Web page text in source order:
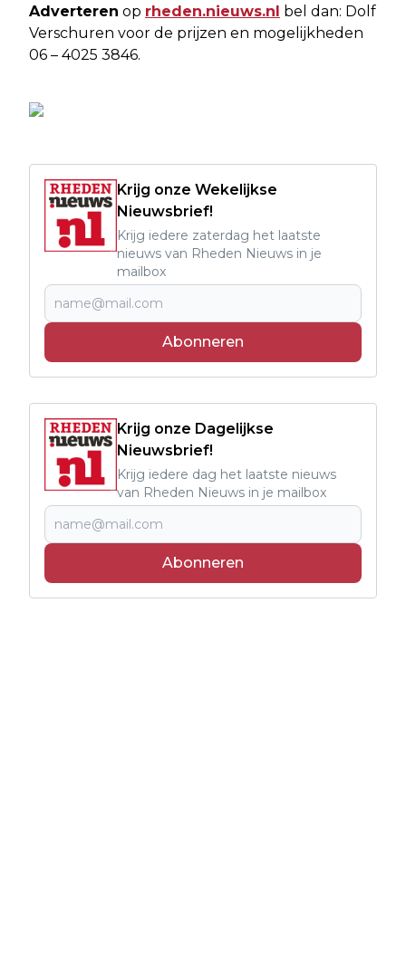
Adverteren op rheden.nieuws.nl bel dan: Dolf
Verschuren voor de prijzen en mogelijkheden
06 – 4025 3846.
Krijg onze Wekelijkse
Nieuwsbrief!
Krijg iedere zaterdag het laatste
nieuws van Rheden Nieuws in je
mailbox
Abonneren
Krijg onze Dagelijkse
Nieuwsbrief!
Krijg iedere dag het laatste nieuws
van Rheden Nieuws in je mailbox
Abonneren